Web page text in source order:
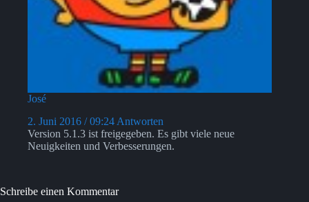
José
2. Juni 2016 / 09:24 Antworten
Version 5.1.3 ist freigegeben. Es gibt viele neue
Neuigkeiten und Verbesserungen.
Schreibe einen Kommentar